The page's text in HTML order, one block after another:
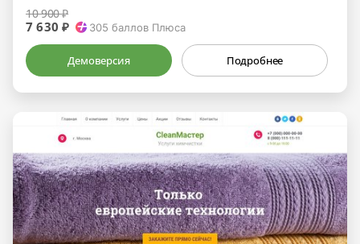
10 900 ₽
7 630 ₽ 305 баллов Плюса
Демоверсия Подробнее